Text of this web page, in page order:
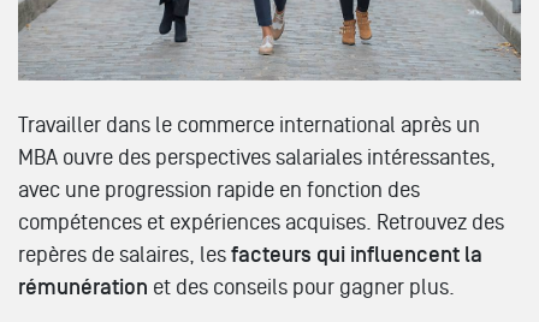
Travailler dans le commerce international après un
MBA ouvre des perspectives salariales intéressantes,
avec une progression rapide en fonction des
compétences et expériences acquises. Retrouvez des
repères de salaires, les facteurs qui influencent la
rémunération et des conseils pour gagner plus.